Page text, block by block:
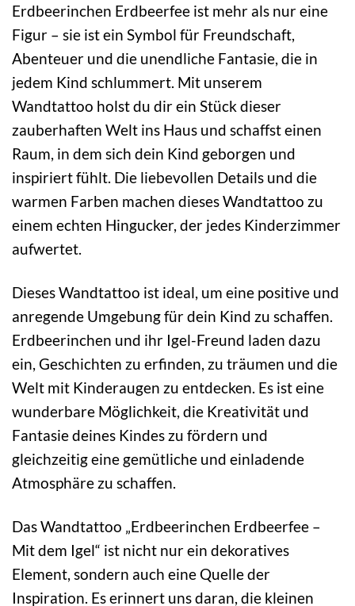
Erdbeerinchen Erdbeerfee ist mehr als nur eine
Figur – sie ist ein Symbol für Freundschaft,
Abenteuer und die unendliche Fantasie, die in
jedem Kind schlummert. Mit unserem
Wandtattoo holst du dir ein Stück dieser
zauberhaften Welt ins Haus und schaffst einen
Raum, in dem sich dein Kind geborgen und
inspiriert fühlt. Die liebevollen Details und die
warmen Farben machen dieses Wandtattoo zu
einem echten Hingucker, der jedes Kinderzimmer
aufwertet.
Dieses Wandtattoo ist ideal, um eine positive und
anregende Umgebung für dein Kind zu schaffen.
Erdbeerinchen und ihr Igel-Freund laden dazu
ein, Geschichten zu erfinden, zu träumen und die
Welt mit Kinderaugen zu entdecken. Es ist eine
wunderbare Möglichkeit, die Kreativität und
Fantasie deines Kindes zu fördern und
gleichzeitig eine gemütliche und einladende
Atmosphäre zu schaffen.
Das Wandtattoo „Erdbeerinchen Erdbeerfee –
Mit dem Igel“ ist nicht nur ein dekoratives
Element, sondern auch eine Quelle der
Inspiration. Es erinnert uns daran, die kleinen